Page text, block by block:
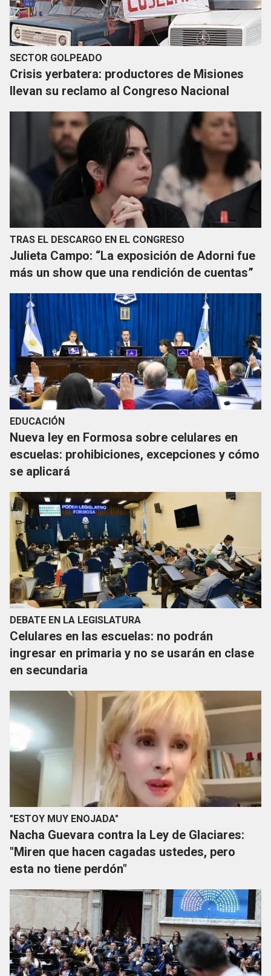
SECTOR GOLPEADO
Crisis yerbatera: productores de Misiones
llevan su reclamo al Congreso Nacional
TRAS EL DESCARGO EN EL CONGRESO
Julieta Campo: “La exposición de Adorni fue
más un show que una rendición de cuentas”
EDUCACIÓN
Nueva ley en Formosa sobre celulares en
escuelas: prohibiciones, excepciones y cómo
se aplicará
DEBATE EN LA LEGISLATURA
Celulares en las escuelas: no podrán
ingresar en primaria y no se usarán en clase
en secundaria
"ESTOY MUY ENOJADA"
Nacha Guevara contra la Ley de Glaciares:
"Miren que hacen cagadas ustedes, pero
esta no tiene perdón"